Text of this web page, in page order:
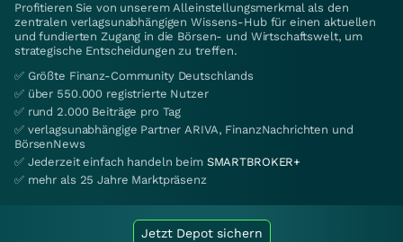
Profitieren Sie von unserem Alleinstellungsmerkmal als den
zentralen verlagsunabhängigen Wissens-Hub für einen aktuellen
und fundierten Zugang in die Börsen- und Wirtschaftswelt, um
strategische Entscheidungen zu treffen.
✅ Größte Finanz-Community Deutschlands
✅ über 550.000 registrierte Nutzer
✅ rund 2.000 Beiträge pro Tag
✅ verlagsunabhängige Partner ARIVA, FinanzNachrichten und
BörsenNews
✅ Jederzeit einfach handeln beim SMARTBROKER+
✅ mehr als 25 Jahre Marktpräsenz
Jetzt Depot sichern